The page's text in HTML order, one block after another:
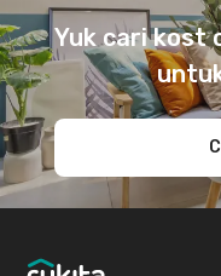
Yuk cari kost